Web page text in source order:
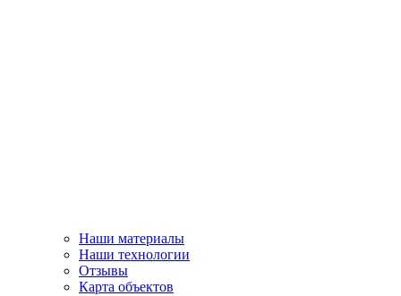
Наши материалы
Наши технологии
Отзывы
Карта объектов